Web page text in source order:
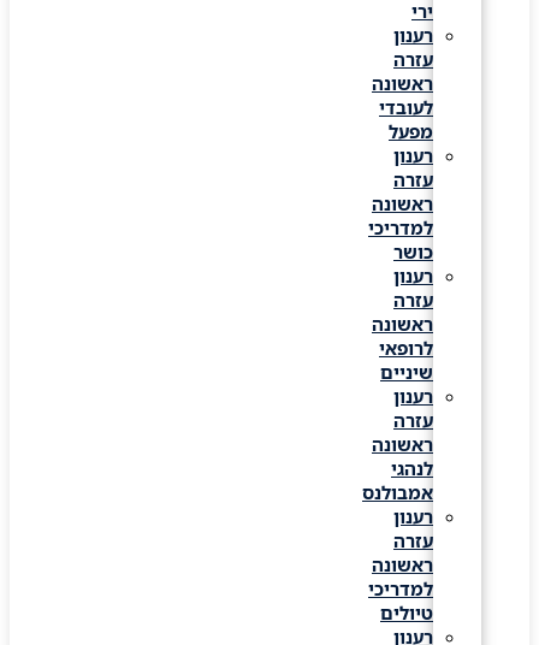
רענון
עזרה
ראשונה
לעובדי
מפעל
רענון
עזרה
ראשונה
למדריכי
כושר
רענון
עזרה
ראשונה
לרופאי
שיניים
רענון
עזרה
ראשונה
לנהגי
אמבולנס
רענון
עזרה
ראשונה
למדריכי
טיולים
רענון